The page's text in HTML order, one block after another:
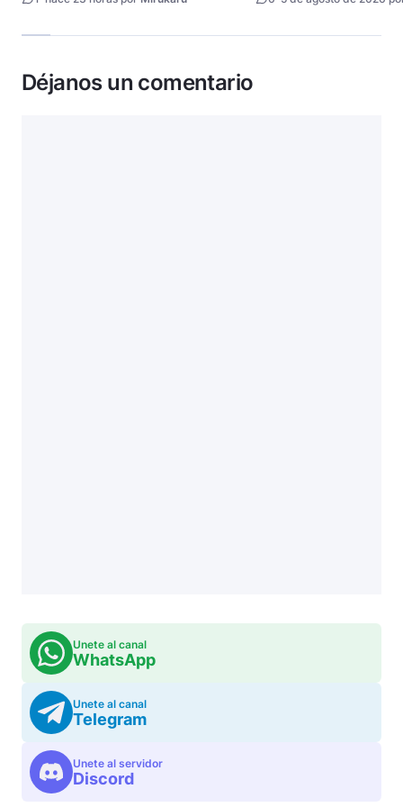
Déjanos un comentario
Unete al canal
WhatsApp
Unete al canal
Telegram
Unete al servidor
Discord